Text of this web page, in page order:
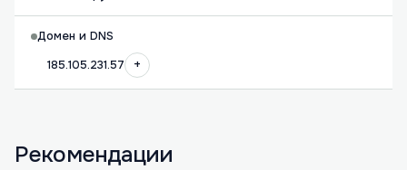
Домен и DNS
185.105.231.57
+
Рекомендации